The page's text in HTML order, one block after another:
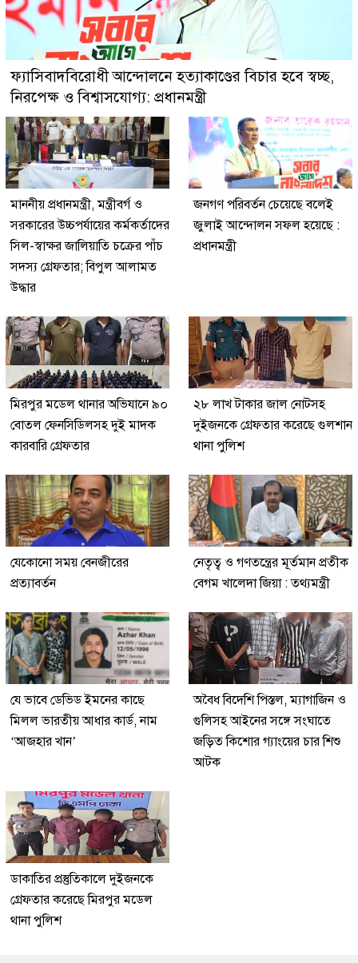
ফ্যাসিবাদবিরোধী আন্দোলনে হত্যাকাণ্ডের বিচার হবে স্বচ্ছ,
নিরপেক্ষ ও বিশ্বাসযোগ্য: প্রধানমন্ত্রী
মাননীয় প্রধানমন্ত্রী, মন্ত্রীবর্গ ও
সরকারের উচ্চপর্যায়ের কর্মকর্তাদের
সিল-স্বাক্ষর জালিয়াতি চক্রের পাঁচ
সদস্য গ্রেফতার; বিপুল আলামত
উদ্ধার
জনগণ পরিবর্তন চেয়েছে বলেই
জুলাই আন্দোলন সফল হয়েছে :
প্রধানমন্ত্রী
মিরপুর মডেল থানার অভিযানে ৯০
বোতল ফেনসিডিলসহ দুই মাদক
কারবারি গ্রেফতার
২৮ লাখ টাকার জাল নোটসহ
দুইজনকে গ্রেফতার করেছে গুলশান
থানা পুলিশ
যেকোনো সময় বেনজীরের
প্রত্যাবর্তন
নেতৃত্ব ও গণতন্ত্রের মূর্তমান প্রতীক
বেগম খালেদা জিয়া : তথ্যমন্ত্রী
যে ভাবে ডেভিড ইমনের কাছে
মিলল ভারতীয় আধার কার্ড, নাম
‘আজহার খান’
অবৈধ বিদেশি পিস্তল, ম্যাগাজিন ও
গুলিসহ আইনের সঙ্গে সংঘাতে
জড়িত কিশোর গ্যাংয়ের চার শিশু
আটক
ডাকাতির প্রস্তুতিকালে দুইজনকে
গ্রেফতার করেছে মিরপুর মডেল
থানা পুলিশ